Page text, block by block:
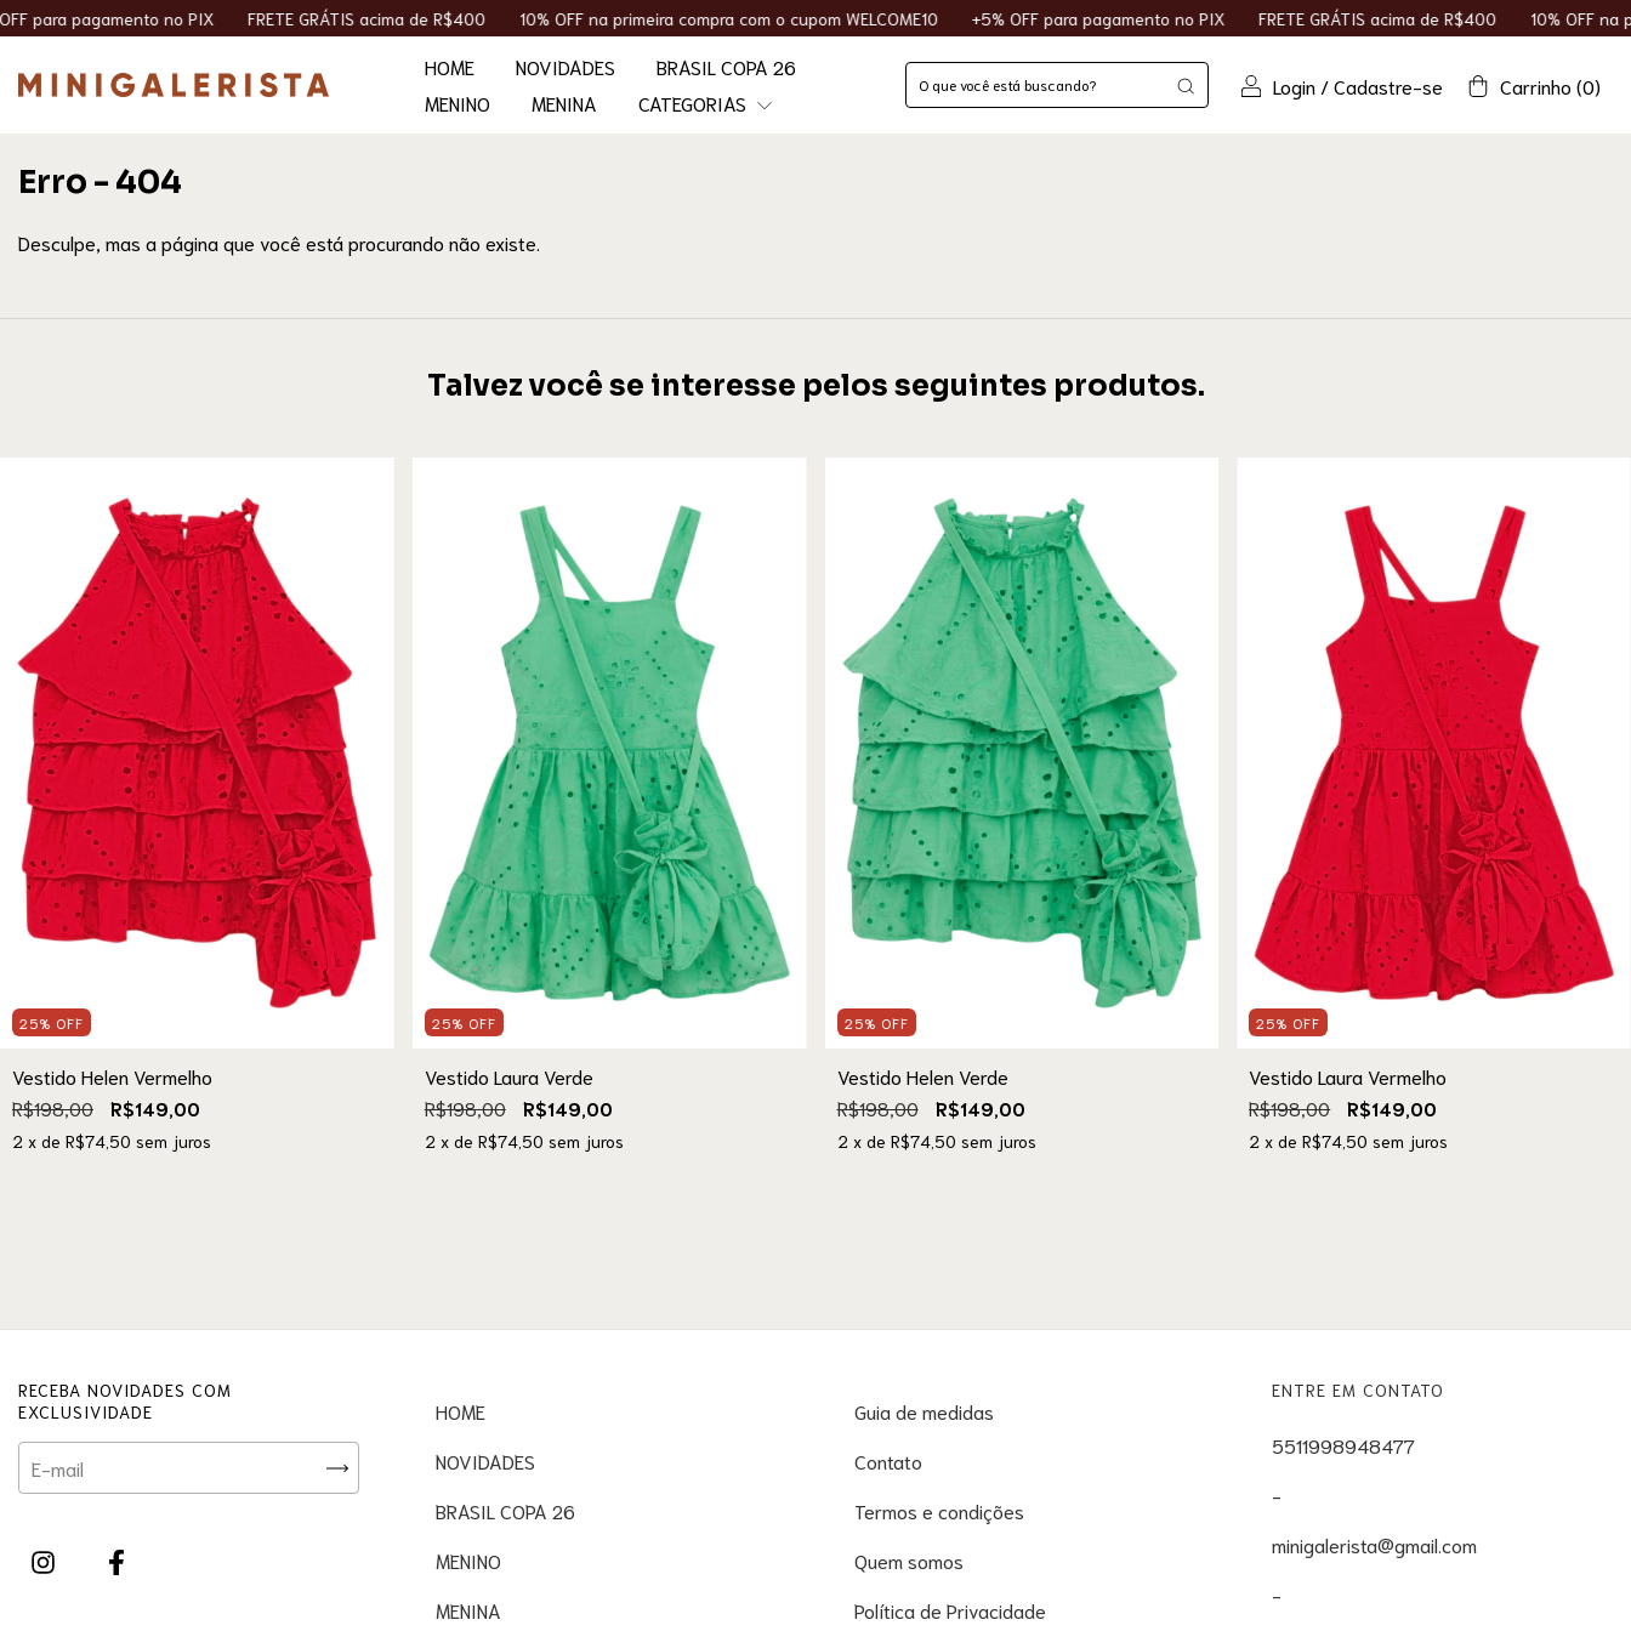
pagamento no PIX FRETE GRÁTIS acima de R$400 10% OFF na primeira compra com o cupom WELCOME10 +5% OFF para pagamento no PIX FRETE GRÁTIS acima de R$400 10% OFF na
HOME NOVIDADES
BRASIL COPA 26
MENINO
MENINA CATEGORIAS
Login /Cadastre-se Carrinho (0)
Erro - 404
Desculpe, mas a página que você está procurando não existe.
Talvez você se interesse pelos seguintes produtos.
25% OFF
Vestido Helen Vermelho
R$198,00 R$149,00
2 x de R$74,50 sem juros
25% OFF
Vestido Laura Verde
R$198,00 R$149,00
2 x de R$74,50 sem juros
25% OFF
Vestido Helen Verde
R$198,00 R$149,00
2 x de R$74,50 sem juros
25% OFF
Vestido Laura Vermelho
R$198,00 R$149,00
2 x deR$74,50 sem juros
RECEBA NOVIDADES COM
EXCLUSIVIDADE
HOME
NOVIDADES
BRASIL COPA 26
MENINO
MENINA
Guia de medidas
Contato
Termos e condições
Quem somos
Política de Privacidade
ENTRE EM CONTATO
5511998948477
-
minigalerista@gmail.com
-